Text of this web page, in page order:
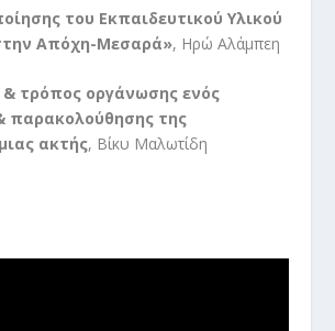
του Εκπαιδευτικού Υλικού
Απόχη-Μεσαρά», Ηρώ Αλάμπεη
τρόπος οργάνωσης ενός
παρακολούθησης της
ακτής, Βίκυ Μαλωτίδη